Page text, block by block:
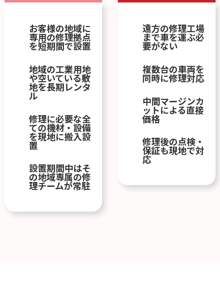
お客様の地域に
専用の修理拠点
を短期間で設置
地域の工業用地
や空いている敷
地を長期レンタ
ル
修理に必要な全
ての機材・設備
を現地に搬入設
置
設置期間中はそ
の地域専属の修
理チームが常駐
遠方の修理工場
まで車を運ぶ必
要がない
複数台の車両を
同時に修理対応
中間マージンカ
ットによる直接
価格
修理後の点検・
保証も現地で対
応